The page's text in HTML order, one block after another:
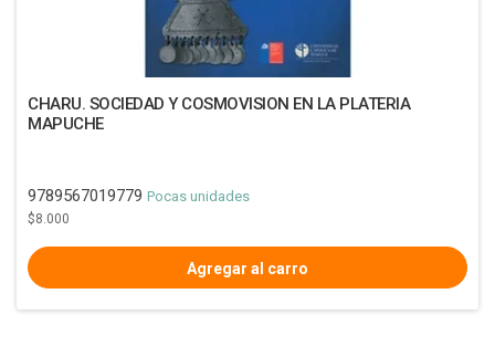
CHARU. SOCIEDAD Y COSMOVISION EN LA PLATERIA
MAPUCHE
9789567019779 Pocas unidades
$8.000